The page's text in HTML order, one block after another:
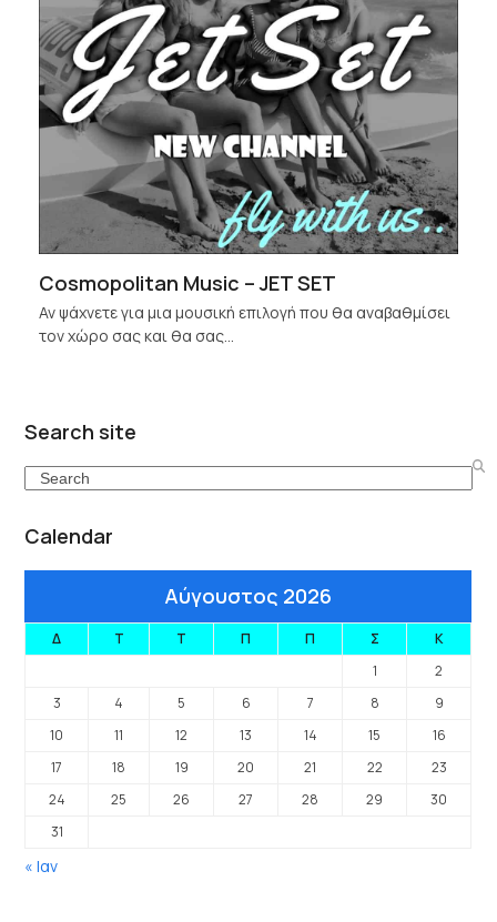
Cosmopolitan Music – JET SET
Αν ψάχνετε για μια μουσική επιλογή που θα αναβαθμίσει
τον χώρο σας και θα σας…
Search site
Search
Calendar
Αύγουστος 2026
Δ Τ Τ Π Π Σ
Κ
1
2
3
4 5 6 7 8
9
10
11 12 13 14 15
16
17
18 19 20 21 22
23
24
25 26 27 28 29
30
31
« Ιαν